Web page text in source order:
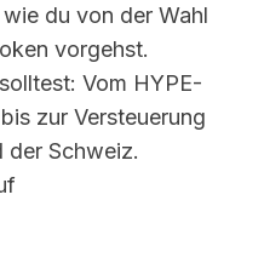
du von der Wahl
vorgehst.
Vom HYPE-
zur Versteuerung
der Schweiz.